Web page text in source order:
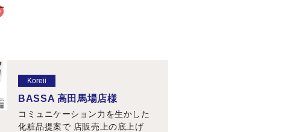
Koreii
BASSA 高田馬場店様
コミュニケーション力を生かした
化粧品提案で 店販売上の底上げ